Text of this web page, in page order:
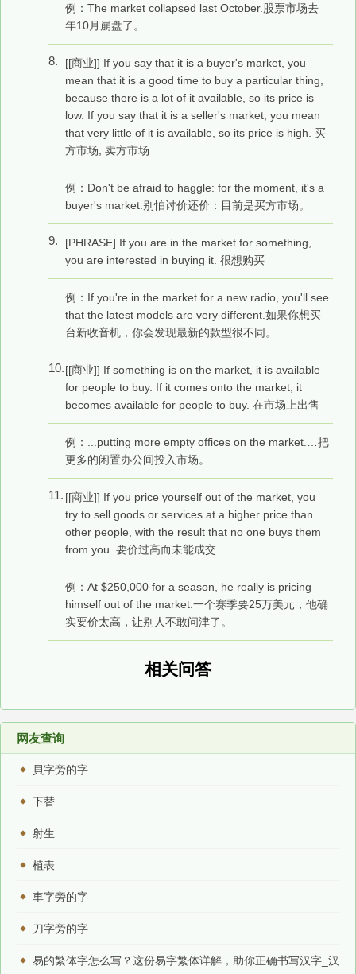
例：The market collapsed last October.股票市场去
年10月崩盘了。
8.
[[商业]] If you say that it is a buyer's market, you
mean that it is a good time to buy a particular thing,
because there is a lot of it available, so its price is
low. If you say that it is a seller's market, you mean
that very little of it is available, so its price is high. 买
方市场; 卖方市场
例：Don't be afraid to haggle: for the moment, it's a
buyer's market.别怕讨价还价：目前是买方市场。
9.
[PHRASE] If you are in the market for something,
you are interested in buying it. 很想购买
例：If you're in the market for a new radio, you'll see
that the latest models are very different.如果你想买
台新收音机，你会发现最新的款型很不同。
10.[[商业]] If something is on the market, it is available
for people to buy. If it comes onto the market, it
becomes available for people to buy. 在市场上出售
例：...putting more empty offices on the market.…把
更多的闲置办公间投入市场。
11. [[商业]] If you price yourself out of the market, you
try to sell goods or services at a higher price than
other people, with the result that no one buys them
from you. 要价过高而未能成交
例：At $250,000 for a season, he really is pricing
himself out of the market.一个赛季要25万美元，他确
实要价太高，让别人不敢问津了。
相关问答
网友查询
貝字旁的字
下替
射生
植表
車字旁的字
刀字旁的字
易的繁体字怎么写？这份易字繁体详解，助你正确书写汉字_汉